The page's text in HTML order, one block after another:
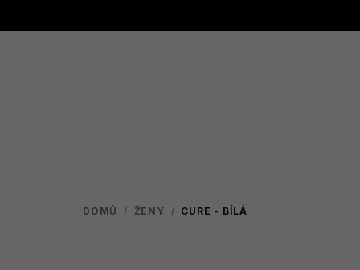
DOMŮ / ŽENY / CURE - BÍLÁ